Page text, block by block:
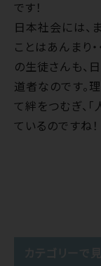
です！
日本社会には、
ことはあんまり・
の生徒さんも、
道者なのです。
て絆をつむぎ、
ているのですね！